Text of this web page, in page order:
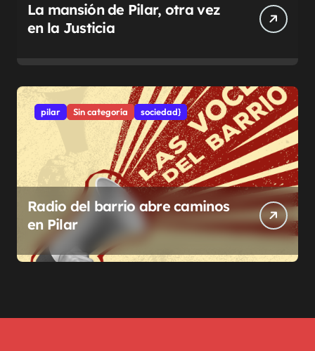
La mansión de Pilar, otra vez
en la Justicia
pilar Sin categoría sociedad}
Radio del barrio abre caminos
en Pilar